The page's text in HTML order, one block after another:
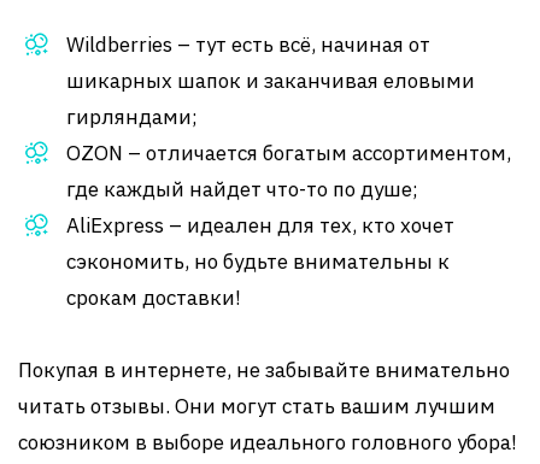
Wildberries – тут есть всё, начиная от
шикарных шапок и заканчивая еловыми
гирляндами;
OZON – отличается богатым ассортиментом,
где каждый найдет что-то по душе;
AliExpress – идеален для тех, кто хочет
сэкономить, но будьте внимательны к
срокам доставки!
Покупая в интернете, не забывайте внимательно
читать отзывы. Они могут стать вашим лучшим
союзником в выборе идеального головного убора!